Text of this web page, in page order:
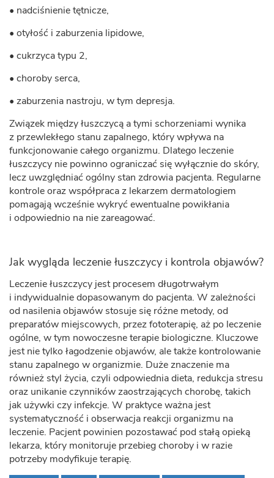
• nadciśnienie tętnicze,
• otyłość i zaburzenia lipidowe,
• cukrzyca typu 2,
• choroby serca,
• zaburzenia nastroju, w tym depresja.
Związek między łuszczycą a tymi schorzeniami wynika
z przewlekłego stanu zapalnego, który wpływa na
funkcjonowanie całego organizmu. Dlatego leczenie
łuszczycy nie powinno ograniczać się wyłącznie do skóry,
lecz uwzględniać ogólny stan zdrowia pacjenta. Regularne
kontrole oraz współpraca z lekarzem dermatologiem
pomagają wcześnie wykryć ewentualne powikłania
i odpowiednio na nie zareagować.
Jak wygląda leczenie łuszczycy i kontrola objawów?
Leczenie łuszczycy jest procesem długotrwałym
i indywidualnie dopasowanym do pacjenta. W zależności
od nasilenia objawów stosuje się różne metody, od
preparatów miejscowych, przez fototerapię, aż po leczenie
ogólne, w tym nowoczesne terapie biologiczne. Kluczowe
jest nie tylko łagodzenie objawów, ale także kontrolowanie
stanu zapalnego w organizmie. Duże znaczenie ma
również styl życia, czyli odpowiednia dieta, redukcja stresu
oraz unikanie czynników zaostrzających chorobę, takich
jak używki czy infekcje. W praktyce ważna jest
systematyczność i obserwacja reakcji organizmu na
leczenie. Pacjent powinien pozostawać pod stałą opieką
lekarza, który monitoruje przebieg choroby i w razie
potrzeby modyfikuje terapię.